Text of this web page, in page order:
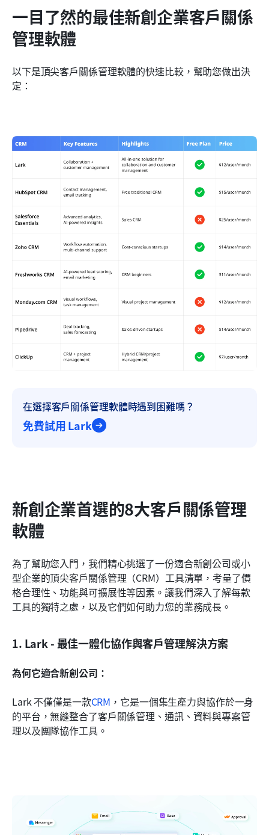
一目了然的最佳新創企業客戶關係
管理軟體
以下是頂尖客戶關係管理軟體的快速比較，幫助您做出決
定：
在選擇客戶關係管理軟體時遇到困難嗎？
免費試用 Lark
新創企業首選的8大客戶關係管理
軟體
為了幫助您入門，我們精心挑選了一份適合新創公司或小
型企業的頂尖客戶關係管理（CRM）工具清單，考量了價
格合理性、功能與可擴展性等因素。讓我們深入了解每款
工具的獨特之處，以及它們如何助力您的業務成長。
1. Lark - 最佳一體化協作與客戶管理解決方案
為何它適合新創公司：
Lark 不僅僅是一款CRM ，它是一個集生產力與協作於一身
的平台，無縫整合了客戶關係管理、通訊、資料與專案管
理以及團隊協作工具。